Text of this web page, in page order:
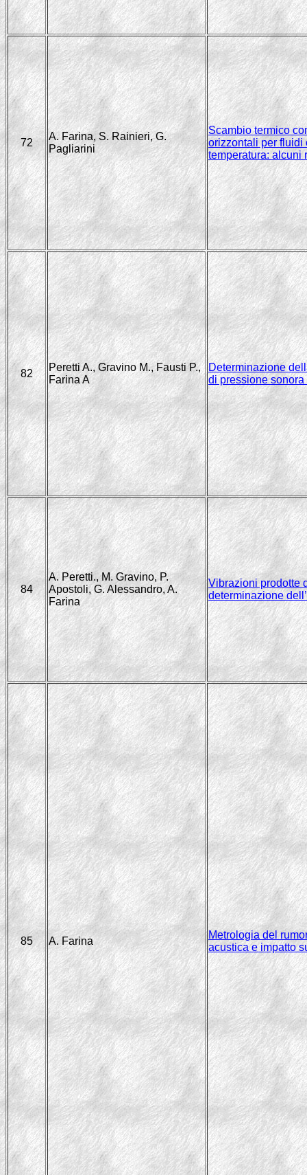
72
A. Farina, S. Rainieri, G.
Pagliarini
Scambio termico
orizzontali per fluidi
temperatura: alcuni
82
Peretti A., Gravino M., Fausti P.,
Farina A
Determinazione
di pressione
84
A. Peretti., M. Gravino, P.
Apostoli, G. Alessandro, A.
Farina
Vibrazioni prodotte
determinazione
85 A. Farina
Metrologia del
acustica e impatto